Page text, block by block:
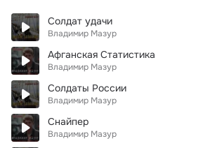
Солдат удачи
Владимир Мазур
Афганская Статистика
Владимир Мазур
Солдаты России
Владимир Мазур
Снайпер
Владимир Мазур